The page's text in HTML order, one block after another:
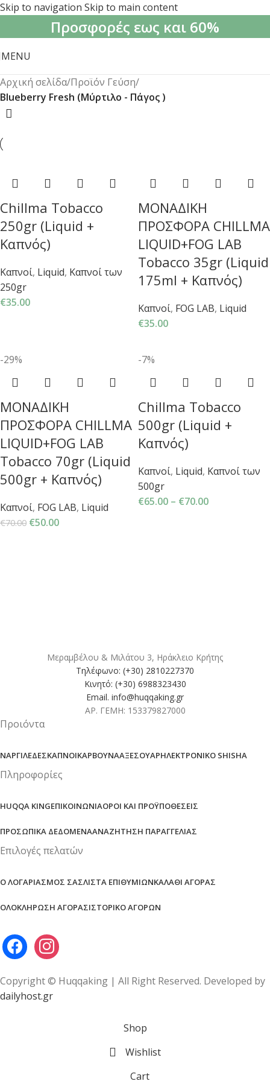
Skip to navigation Skip to main content
Προσφορές εως και 60%
MENU
Αρχική σελίδα/Προϊόν Γεύση/
Blueberry Fresh (Μύρτιλο - Πάγος )
Chillma Tobacco
250gr (Liquid +
Καπνός)
Καπνοί, Liquid, Καπνοί των
250gr
€35.00
ΜΟΝΑΔΙΚΗ
ΠΡΟΣΦΟΡΑ CHILLMA
LIQUID+FOG LAB
Tobacco 35gr (Liquid
175ml + Καπνός)
Καπνοί, FOG LAB, Liquid
€35.00
-29%
ΜΟΝΑΔΙΚΗ
ΠΡΟΣΦΟΡΑ CHILLMA
LIQUID+FOG LAB
Tobacco 70gr (Liquid
500gr + Καπνός)
Καπνοί, FOG LAB, Liquid
€70.00 €50.00
-7%
Chillma Tobacco
500gr (Liquid +
Καπνός)
Καπνοί, Liquid, Καπνοί των
500gr
€65.00 – €70.00
Μεραμβέλου & Μιλάτου 3, Ηράκλειο Κρήτης
Τηλέφωνο: (+30) 2810227370
Κινητό: (+30) 6988323430
Email. info@huqqaking.gr
ΑΡ. ΓΕΜΗ: 153379827000
Προιόντα
ΝΑΡΓΙΛΈΔΕΣΚΑΠΝΟΊΚΆΡΒΟΥΝΑΑΞΕΣΟΥΆΡΗΛΕΚΤΡΟΝΙΚΌ SHISHA
Πληροφορίες
HUQQA KINGΕΠΙΚΟΙΝΩΝΊΑΌΡΟΙ ΚΑΙ ΠΡΟΫΠΟΘΈΣΕΙΣ
ΠΡΟΣΩΠΙΚΆ ΔΕΔΟΜΈΝΑΑΝΑΖΉΤΗΣΗ ΠΑΡΑΓΓΕΛΊΑΣ
Επιλογές πελατών
Ο ΛΟΓΑΡΙΑΣΜΌΣ ΣΑΣΛΊΣΤΑ ΕΠΙΘΥΜΙΏΝΚΑΛΆΘΙ ΑΓΟΡΆΣ
ΟΛΟΚΛΉΡΩΣΗ ΑΓΟΡΆΣΙΣΤΟΡΙΚΌ ΑΓΟΡΏΝ
Copyright © Huqqaking | All Right Reserved. Developed by
dailyhost.gr
Shop
Wishlist
Cart